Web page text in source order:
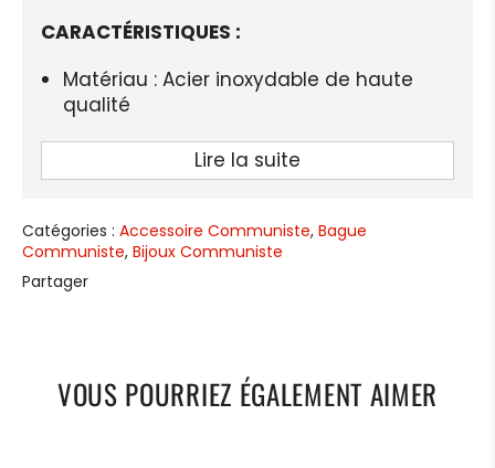
CARACTÉRISTIQUES :
Matériau : Acier inoxydable de haute
qualité
Finition : Noir profond
Largeur de surface : 8 mm
Type : Anneau tendance, unisexe
Occasion : Idéal pour le quotidien, les
LIVRAISON STANDARD OFFERTE
Lire la suite
Catégories : Accessoire Communiste, Bague
Communiste, Bijoux Communiste
Partager
VOUS POURRIEZ ÉGALEMENT AIMER